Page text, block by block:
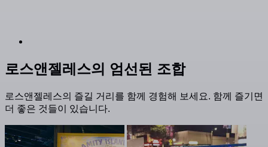
로스앤젤레스의 엄선된 조합
로스앤젤레스의 즐길 거리를 함께 경험해 보세요. 함께 즐기면
더 좋은 것들이 있습니다.